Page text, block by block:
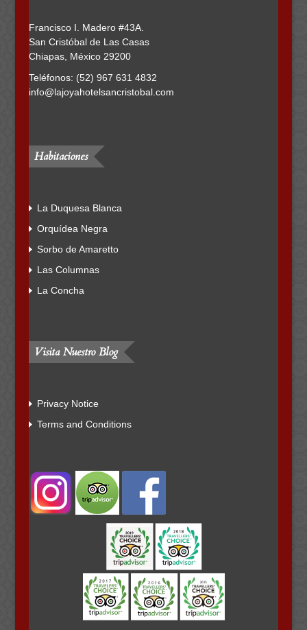
Francisco I. Madero #43A.
San Cristóbal de Las Casas
Chiapas, México 29200
Teléfonos: (52) 967 631 4832
info@lajoyahotelsancristobal.com
Habitaciones
La Duquesa Blanca
Orquídea Negra
Sorbo de Amaretto
Las Columnas
La Concha
Visita Nuestro Blog
Privacy Notice
Terms and Conditions